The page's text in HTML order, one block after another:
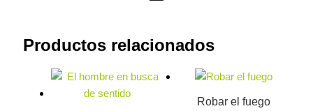
Productos relacionados
Robar el fuego